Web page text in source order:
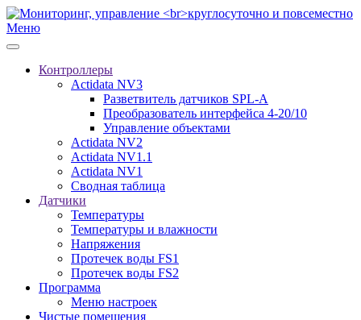
Меню
Контроллеры
Actidata NV3
Разветвитель датчиков SPL-A
Преобразователь интерфейса 4-20/10
Управление объектами
Actidata NV2
Actidata NV1.1
Actidata NV1
Сводная таблица
Датчики
Температуры
Температуры и влажности
Напряжения
Протечек воды FS1
Протечек воды FS2
Программа
Меню настроек
Чистые помещения